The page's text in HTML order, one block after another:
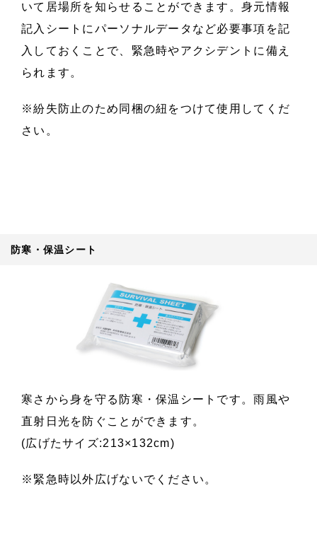
いて居場所を知らせることができます。身元情報
記入シートにパーソナルデータなど必要事項を記
入しておくことで、緊急時やアクシデントに備え
られます。
※紛失防止のため同梱の紐をつけて使用してくだ
さい。
防寒・保温シート
寒さから身を守る防寒・保温シートです。雨風や
直射日光を防ぐことができます。
(広げたサイズ:213×132cm)
※緊急時以外広げないでください。